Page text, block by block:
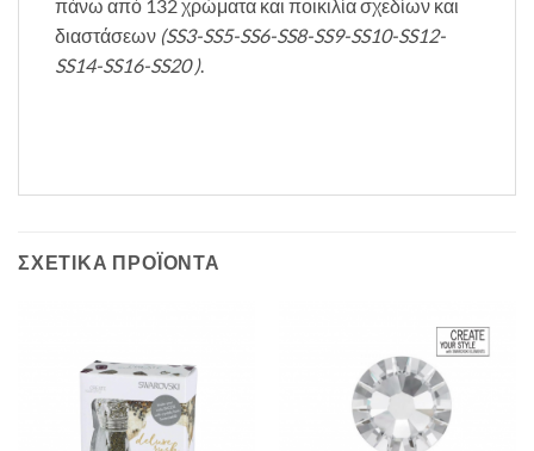
πάνω από 132 χρώματα και ποικιλία σχεδίων και
διαστάσεων (SS3-SS5-SS6-SS8-SS9-SS10-SS12-
SS14-SS16-SS20 ).
ΣΧΕΤΙΚΆ ΠΡΟΪΌΝΤΑ